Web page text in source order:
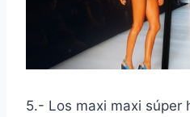
5.- Los maxi maxi súper